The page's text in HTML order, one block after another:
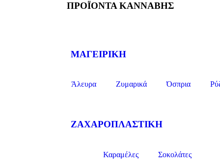
ΠΡΟΪΟΝΤΑ ΚΑΝΝΑΒΗΣ
ΜΑΓΕΙΡΙΚΗ
Άλευρα Ζυμαρικά Όσπρια
ΖΑΧΑΡΟΠΛΑΣΤΙΚΗ
Καραμέλες Σοκολάτες